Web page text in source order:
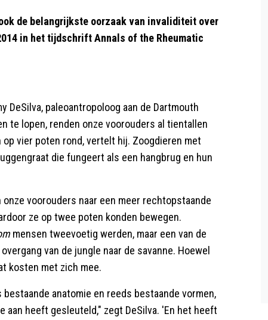
de belangrijkste oorzaak van invaliditeit over
in het tijdschrift Annals of the Rheumatic
DeSilva, paleoantropoloog aan de Dartmouth
te lopen, renden onze voorouders al tientallen
vier poten rond, vertelt hij. Zoogdieren met
die fungeert als een hangbrug en hun
voorouders naar een meer rechtopstaande
ze op twee poten konden bewegen.
mensen tweevoetig werden, maar een van de
van de jungle naar de savanne. Hoewel
kosten met zich mee.
anatomie en reeds bestaande vormen,
aan heeft gesleuteld," zegt DeSilva. 'En het heeft